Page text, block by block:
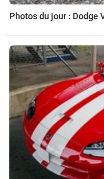
Photos du jour : Dodge